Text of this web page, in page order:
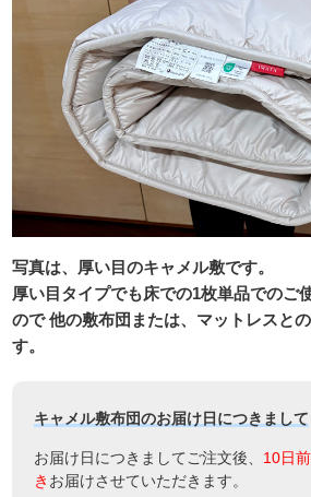
写真は、厚い目のキャメル敷です。
厚い目タイプでも床での1枚単品でのご
ので 他の敷布団または、マットレスと
す。
キャメル敷布団のお届け日につきまして
お届け日につきましてご注文後、 10日
き お届けさせていただきます。